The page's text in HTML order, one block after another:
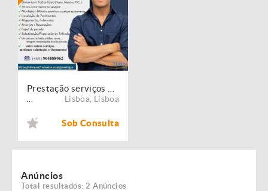
Lisboa Lisboa
Sob Consulta
Anúncios
Total resultados: 2 Anúncios